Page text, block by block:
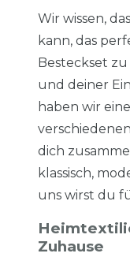
Wir wissen,
kann, das
Besteckset
und deiner
haben wir
dich
klassisch,
uns wirst du
Zuhause